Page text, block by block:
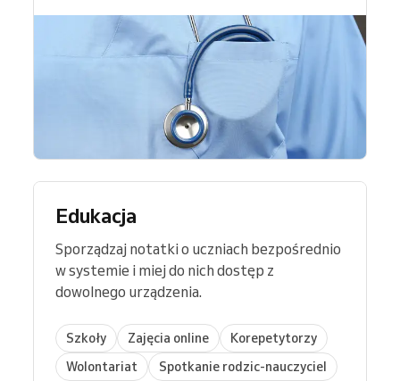
Edukacja
Sporządzaj notatki o uczniach bezpośrednio
w systemie i miej do nich dostęp z
dowolnego urządzenia.
Szkoły Zajęcia online
Korepetytorzy
Wolontariat
Spotkanie rodzic-nauczyciel